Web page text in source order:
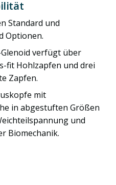
Standard und
Optionen.
verfügt über
fit Hohlzapfen und drei
Zapfen.
mit
in abgestuften Größen
und
Biomechanik.